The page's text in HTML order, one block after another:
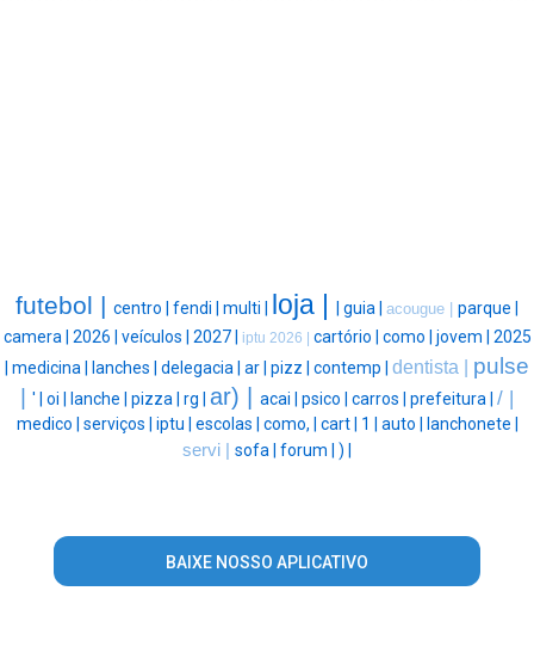
futebol | centro | fendi | multi | loja | guia | acougue | parque |
camera | 2026 | veículos | 2027 | iptu 2026 | cartório | como | jovem | 2025
medicina | lanches | delegacia | ar | pizz | contemp | dentista | pulse
' | oi | lanche | pizza | rg | ar) | acai | psico | carros | prefeitura | / |
medico | serviços | iptu | escolas | como, | cart | 1 | auto |
lanchonete |
servi | sofa | forum | ) |
BAIXE NOSSO APLICATIVO